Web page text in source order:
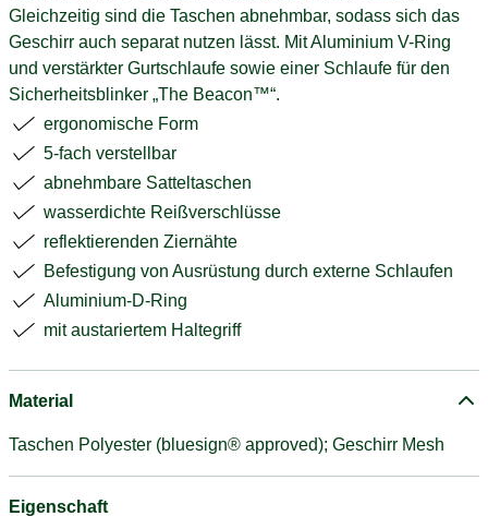
Gleichzeitig sind die Taschen abnehmbar, sodass sich das
Geschirr auch separat nutzen lässt. Mit Aluminium V-Ring
und verstärkter Gurtschlaufe sowie einer Schlaufe für den
Sicherheitsblinker „The Beacon™“.
ergonomische Form
5-fach verstellbar
abnehmbare Satteltaschen
wasserdichte Reißverschlüsse
reflektierenden Ziernähte
Befestigung von Ausrüstung durch externe Schlaufen
Aluminium-D-Ring
mit austariertem Haltegriff
Material
Taschen Polyester (bluesign® approved); Geschirr Mesh
Eigenschaft